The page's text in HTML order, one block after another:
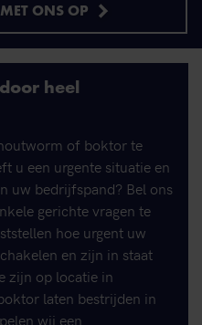
ONS OP
heel
of boktor te
u een urgente situatie en
uw bedrijfspand? Bel ons
gerichte vragen te
hoe urgent uw
en zijn in staat
zijn op locatie in
laten bestrijden in
wij een